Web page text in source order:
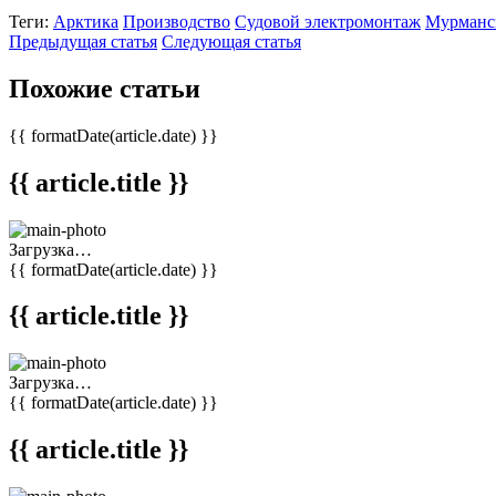
Теги: Арктика Производство Судовой электромонтаж
Предыдущая статья Следующая статья
Похожие статьи
{{ formatDate(article.date) }}
{{ article.title }}
Загрузка…
{{ formatDate(article.date) }}
{{ article.title }}
Загрузка…
{{ formatDate(article.date) }}
{{ article.title }}